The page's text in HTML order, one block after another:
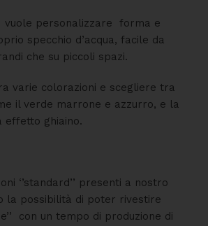
vuole personalizzare forma e
specchio d’acqua, facile da
che su piccoli spazi.
varie colorazioni e scegliere tra
il verde marrone e azzurro, e la
effetto ghiaino.
‘’standard’’ presenti a nostro
la possibilità di poter rivestire
con un tempo di produzione di